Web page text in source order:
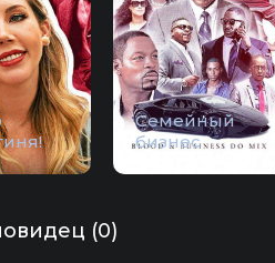
Семейный
бизнес
(0)